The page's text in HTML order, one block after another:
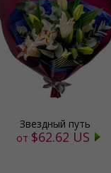
Звездный путь
от $62.62 US